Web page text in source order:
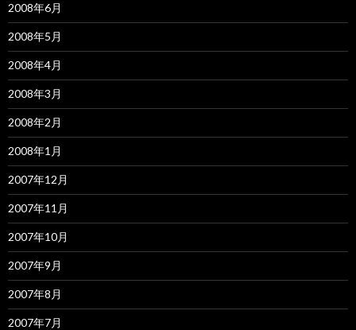
2008年6月
2008年5月
2008年4月
2008年3月
2008年2月
2008年1月
2007年12月
2007年11月
2007年10月
2007年9月
2007年8月
2007年7月